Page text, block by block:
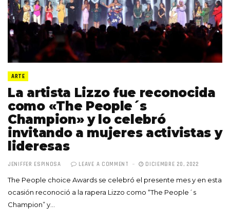
ARTE
La artista Lizzo fue reconocida
como «The People´s
Champion» y lo celebró
invitando a mujeres activistas y
lideresas
JENIFFER ESPINOSA LEAVE A COMMENT DICIEMBRE 20, 2022
The People choice Awards se celebró el presente mes y en esta
ocasión reconoció a la rapera Lizzo como “The People´s
Champion” y…